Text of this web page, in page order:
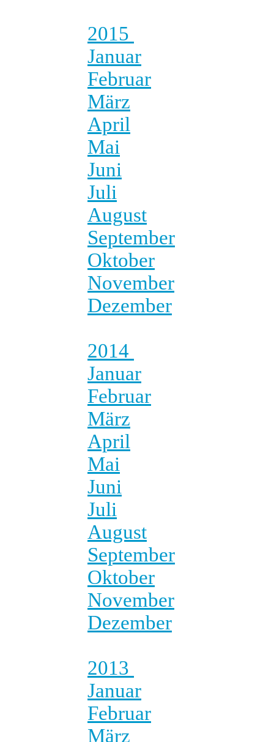
2015
Januar
Februar
März
April
Mai
Juni
Juli
August
September
Oktober
November
Dezember
2014
Januar
Februar
März
April
Mai
Juni
Juli
August
September
Oktober
November
Dezember
2013
Januar
Februar
März